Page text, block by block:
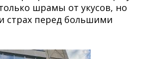
шрамы от укусов, но
страх перед большими